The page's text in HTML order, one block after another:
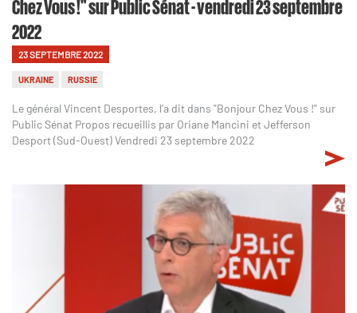
Chez Vous !" sur Public Sénat - vendredi 23 septembre
2022
23 SEPTEMBRE 2022
UKRAINE RUSSIE
Le général Vincent Desportes, l'a dit dans "Bonjour Chez Vous !" sur
Public Sénat Propos recueillis par Oriane Mancini et Jefferson
Desport (Sud-Ouest) Vendredi 23 septembre 2022